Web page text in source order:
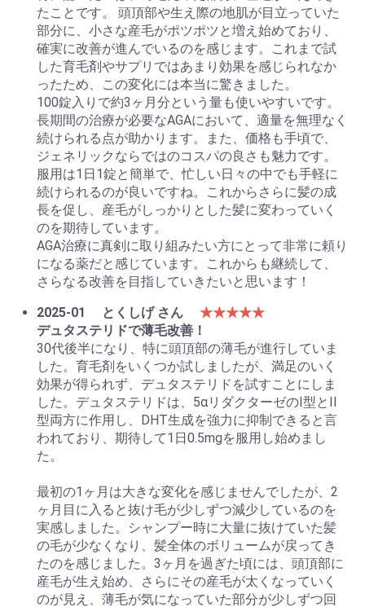
たことです。 頭頂部や生え際の地肌が目立っていた
部分に、小さな産毛がポツポツと増え始めており、
確実に改善が進んでいるのを感じます。これまで試
した育毛剤やサプリではあまり効果を感じられなか
ったため、この変化には本当に驚きました。
100錠入りで約3ヶ月分という量も使いやすいです。
長期間の治療が必要なAGAにおいて、適量を無理なく
続けられる点が助かります。また、価格も手頃で、
ジェネリックならではのコスパの良さも魅力です。
服用は1日1錠と簡単で、忙しい日々の中でも手軽に
続けられるのが良いですね。これからさらに髪の成
長を促し、産毛がしっかりとした髪に変わっていく
のを期待しています。
AGA治療に真剣に取り組みたい方にとって非常に頼り
になる薬だと感じています。これからも継続して、
さらなる改善を目指していきたいと思います！
2025-01
とくしげ さん
★★★★★
デュタステリドで薄毛改善！
30代後半になり、特に頭頂部の薄毛が進行していま
した。育毛剤をいくつか試しましたが、満足のいく
効果が得られず、デュタステリドを試すことにしま
した。デュタステリドは、5αリダクターゼのI型とII
型両方に作用し、DHT生成を強力に抑制できると言
われており、期待して1日0.5mgを服用し始めまし
た。
最初の1ヶ月は大きな変化を感じませんでしたが、2
ヶ月目に入ると抜け毛が少しずつ減少しているのを
実感しました。シャンプー時に大量に抜けていた髪
の毛が少なくなり、髪全体のボリュームが戻ってき
たのを感じました。3ヶ月を過ぎた頃には、頭頂部に
産毛が生え始め、さらにその産毛が太くなっていく
のが見え、薄毛が気になっていた部分が少しずつ回